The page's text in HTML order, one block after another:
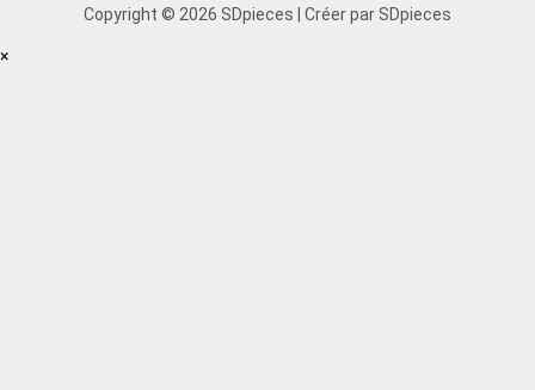
Copyright © 2026 SDpieces | Créer par SDpieces
×